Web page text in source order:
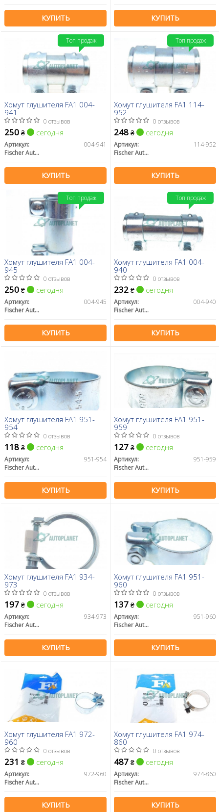
КУПИТЬ КУПИТЬ
Хомут глушителя FA1 004-
941
0 отзывов
250 ₴ сегодня
Артикул:
004-941
Fischer Automotive One (FA1)
КУПИТЬ
Топ продаж
Хомут глушителя FA1 114-
952
0 отзывов
248 ₴ сегодня
Артикул:
114-952
Fischer Automotive One (FA1)
КУПИТЬ
Топ продаж
Хомут глушителя FA1 004-
945
0 отзывов
250 ₴ сегодня
Артикул:
004-945
Fischer Automotive One (FA1)
КУПИТЬ
Топ продаж
Хомут глушителя FA1 004-
940
0 отзывов
232 ₴ сегодня
Артикул:
004-940
Fischer Automotive One (FA1)
КУПИТЬ
Топ продаж
Хомут глушителя FA1 951-
954
0 отзывов
118 ₴ сегодня
Артикул:
951-954
Fischer Automotive One (FA1)
КУПИТЬ
Хомут глушителя FA1 951-
959
0 отзывов
127 ₴ сегодня
Артикул:
951-959
Fischer Automotive One (FA1)
КУПИТЬ
Хомут глушителя FA1 934-
973
0 отзывов
197 ₴ сегодня
Артикул:
934-973
Fischer Automotive One (FA1)
КУПИТЬ
Хомут глушителя FA1 951-
960
0 отзывов
137 ₴ сегодня
Артикул:
951-960
Fischer Automotive One (FA1)
КУПИТЬ
Хомут глушителя FA1 972-
960
0 отзывов
231 ₴ сегодня
Артикул:
972-960
Fischer Automotive One (FA1)
КУПИТЬ
Хомут глушителя FA1 974-
860
0 отзывов
487 ₴ сегодня
Артикул:
974-860
Fischer Automotive One (FA1)
КУПИТЬ